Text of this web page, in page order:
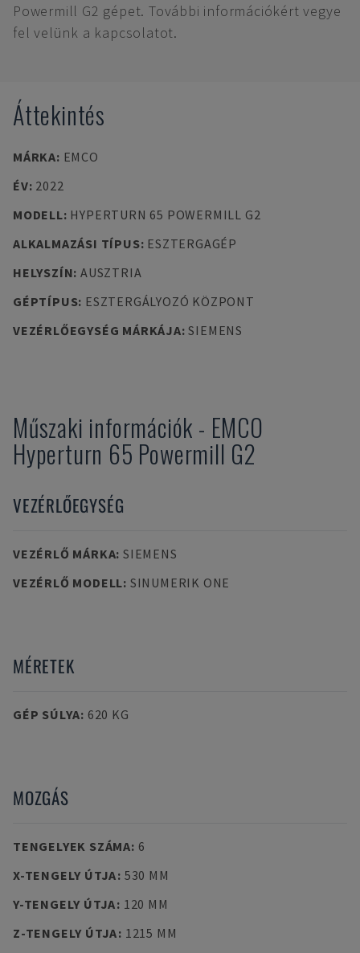
Powermill G2 gépet. További információkért vegye
fel velünk a kapcsolatot.
Áttekintés
MÁRKA: EMCO
ÉV: 2022
MODELL: HYPERTURN 65 POWERMILL G2
ALKALMAZÁSI TÍPUS: ESZTERGAGÉP
HELYSZÍN: AUSZTRIA
GÉPTÍPUS: ESZTERGÁLYOZÓ KÖZPONT
VEZÉRLŐEGYSÉG MÁRKÁJA:SIEMENS
Műszaki információk - EMCO
Hyperturn 65 Powermill G2
VEZÉRLŐEGYSÉG
VEZÉRLŐ MÁRKA: SIEMENS
VEZÉRLŐ MODELL: SINUMERIK ONE
MÉRETEK
GÉP SÚLYA: 620 KG
MOZGÁS
TENGELYEK SZÁMA: 6
X-TENGELY ÚTJA: 530 MM
Y-TENGELY ÚTJA: 120 MM
Z-TENGELY ÚTJA: 1215 MM